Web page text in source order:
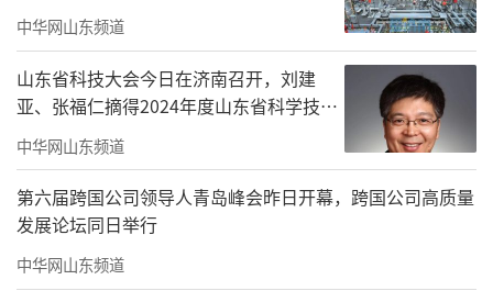
他们村有45户人家共283人
其中，11位患有高血压
还有几位肺结核患者、糖尿病患者
需要村医每月定时随访
中华网山东频道
山东省科技大会今日在济南召开，刘建
亚、张福仁摘得2024年度山东省科学技术
奖最高奖！
中华网山东频道
第六届跨国公司领导人青岛峰会昨日开幕，跨国公司高质量
发展论坛同日举行
中华网山东频道